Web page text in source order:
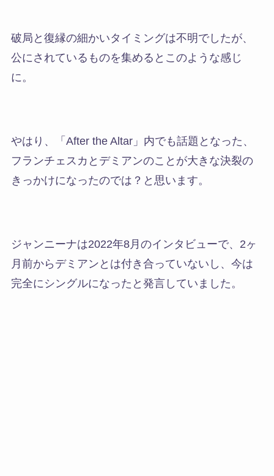
破局と復縁の細かいタイミングは不明でしたが、
公にされているものを集めるとこのような感じ
に。
やはり、「After the Altar」内でも話題となった、
フランチェスカとデミアンのことが大きな決裂の
きっかけになったのでは？と思います。
ジャンニーナは2022年8月のインタビューで、2ヶ
月前からデミアンとは付き合っていないし、今は
完全にシングルになったと発言していました。